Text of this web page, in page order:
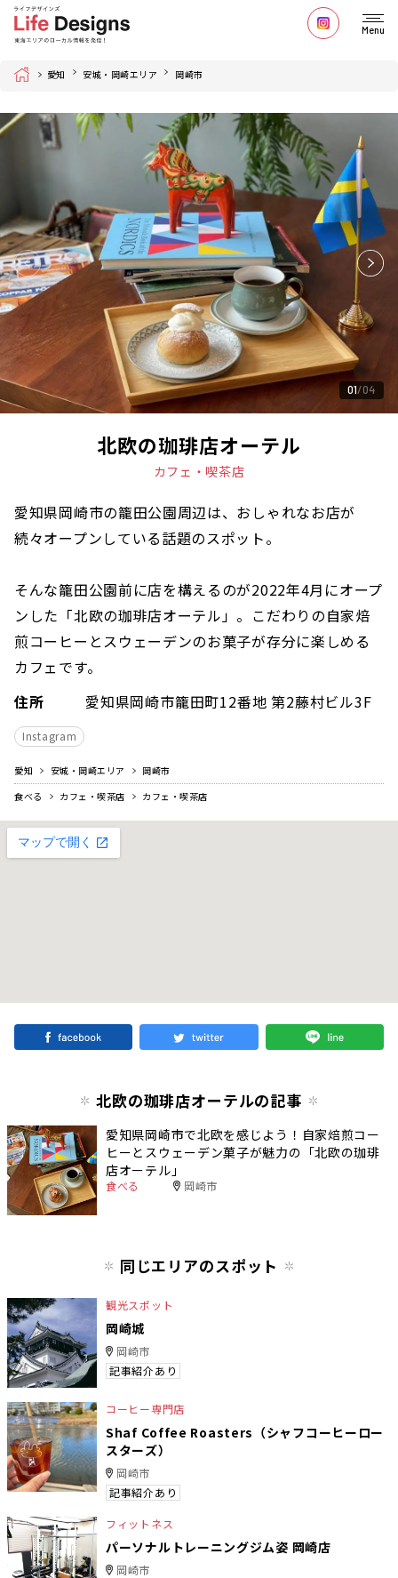
Menu
Home 愛知 安城・岡崎エリア 岡崎市
01 04
北欧の珈琲店オーテル
カフェ・喫茶店
愛知県岡崎市の籠田公園周辺は、おしゃれなお店が
続々オープンしている話題のスポット。
そんな籠田公園前に店を構えるのが2022年4月にオープ
ンした「北欧の珈琲店オーテル」。こだわりの自家焙
煎コーヒーとスウェーデンのお菓子が存分に楽しめる
カフェです。
住所
愛知県岡崎市籠田町12番地 第2藤村ビル3F
Instagram
愛知 安城・岡崎エリア
岡崎市
食べる
カフェ・喫茶店 カフェ・喫茶店
北欧の珈琲店オーテルの記事
愛知県岡崎市で北欧を感じよう！自家焙煎コー
ヒーとスウェーデン菓子が魅力の「北欧の珈琲
店オーテル」
食べる 岡崎市
同じエリアのスポット
観光スポット
岡崎城
岡崎市
記事紹介あり
コーヒー専門店
Shaf Coffee Roasters（シャフコーヒーロー
スターズ）
岡崎市
記事紹介あり
フィットネス
パーソナルトレーニングジム姿 岡崎店
岡崎市